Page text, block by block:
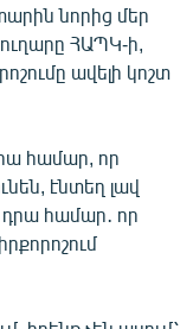
նորից մեր
ՀԱՊԿ-ի,
ավելի կոշտ
համար, որ
էնտեղ լավ
դրա համար․ որ